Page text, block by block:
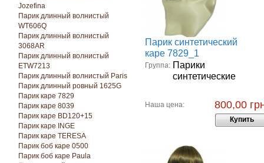
Jozefina
Парик длинный волнистый
WT606Q
Парик длинный волнистый
3068AR
Парик длинный волнистый
ETW7213
Парик длинный волнистый Paris
Парик длинный ровный 1625G
Парик каре 7829
Парик каре 8039
Парик каре BD120+15
Парик каре INGE
Парик каре TERESA
Парик боб каре 0500
Парик боб каре Paula
Парик синтетический
каре 7829_1
Группа: Парики
синтетические
Наша цена: 800,00
Купить